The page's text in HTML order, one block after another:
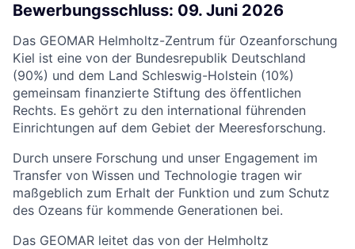
Bewerbungsschluss: 09. Juni 2026
Das GEOMAR Helmholtz-Zentrum für Ozeanforschung
Kiel ist eine von der Bundesrepublik Deutschland
(90%) und dem Land Schleswig-Holstein (10%)
gemeinsam finanzierte Stiftung des öffentlichen
Rechts. Es gehört zu den international führenden
Einrichtungen auf dem Gebiet der Meeresforschung.
Durch unsere Forschung und unser Engagement im
Transfer von Wissen und Technologie tragen wir
maßgeblich zum Erhalt der Funktion und zum Schutz
des Ozeans für kommende Generationen bei.
Das GEOMAR leitet das von der Helmholtz